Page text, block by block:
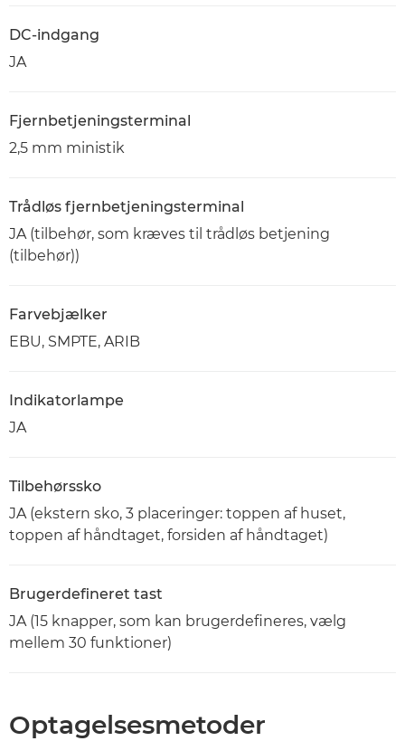
DC-indgang
JA
Fjernbetjeningsterminal
2,5 mm ministik
Trådløs fjernbetjeningsterminal
JA (tilbehør, som kræves til trådløs betjening
(tilbehør))
Farvebjælker
EBU, SMPTE, ARIB
Indikatorlampe
JA
Tilbehørssko
JA (ekstern sko, 3 placeringer: toppen af huset,
toppen af håndtaget, forsiden af håndtaget)
Brugerdefineret tast
JA (15 knapper, som kan brugerdefineres, vælg
mellem 30 funktioner)
Optagelsesmetoder